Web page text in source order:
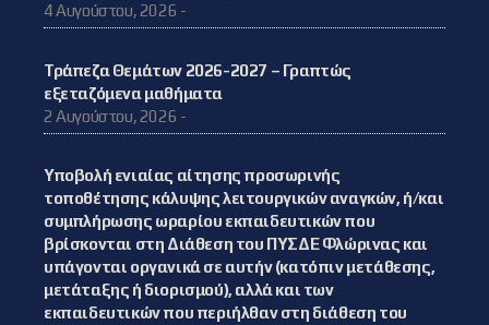
4 Αυγούστου, 2026 -
Τράπεζα Θεμάτων 2026-2027 – Γραπτώς
εξεταζόμενα μαθήματα
2 Αυγούστου, 2026 -
Υποβολή ενιαίας αίτησης προσωρινής
τοποθέτησης κάλυψης λειτουργικών αναγκών, ή/και
συμπλήρωσης ωραρίου εκπαιδευτικών που
βρίσκονται στη Διάθεση του ΠΥΣΔΕ Φλώρινας και
υπάγονται οργανικά σε αυτήν (κατόπιν μετάθεσης,
μετάταξης ή διορισμού), αλλά και των
εκπαιδευτικών που περιήλθαν στη διάθεση του